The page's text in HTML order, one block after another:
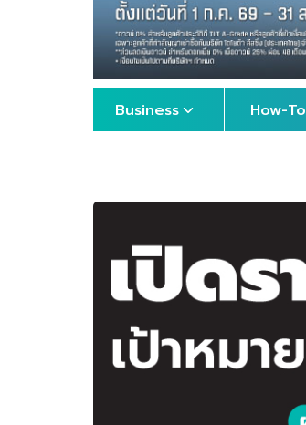
Business How-To